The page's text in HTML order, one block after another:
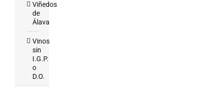
Viñedos
de
Álava
Vinos
sin
I.G.P.
o
D.O.